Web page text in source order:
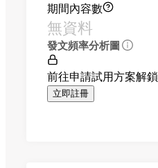
期間內容數
無資料
發文頻率分析圖
前往申請試用方案解鎖
立即註冊